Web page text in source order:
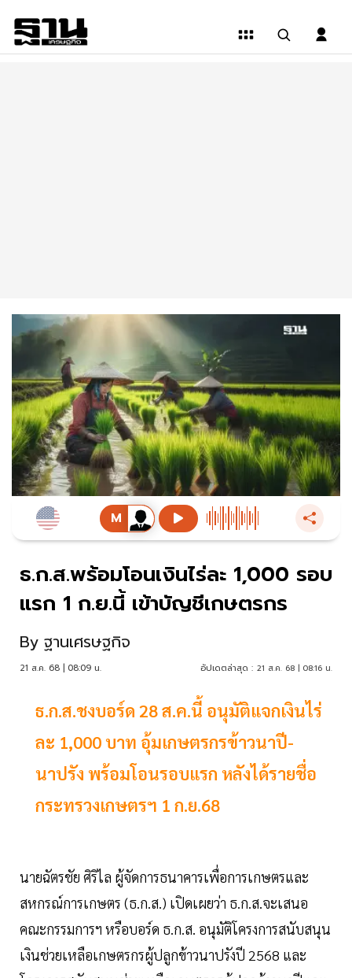
ธ.ก.ส.พร้อมโอนเงินไร่ละ 1,000 รอบ
แรก 1 ก.ย.นี้ เข้าบัญชีเกษตรกร
By ฐานเศรษฐกิจ
21 ส.ค. 68 | 08:09 น. อัปเดตล่าสุด : 21 ส.ค. 68 | 08:16 น.
ธ.ก.ส.ชงบอร์ด 28 ส.ค.นี้ อนุมัติแจกเงินไร่
ละ 1,000 บาท อุ้มเกษตรกรข้าวนาปี-
นาปรัง พร้อมโอนรอบแรก หลังได้รายชื่อ
กระทรวงเกษตรฯ 1 ก.ย.68
นายฉัตรชัย ศิริไล ผู้จัดการธนาคารเพื่อการเกษตรและ
สหกรณ์การเกษตร (ธ.ก.ส.) เปิดเผยว่า ธ.ก.ส.จะเสนอ
คณะกรรมการฯ หรือบอร์ด ธ.ก.ส. อนุมัติโครงการสนับสนุน
เงินช่วยเหลือเกษตรกรผู้ปลูกข้าวนาปรังปี 2568 และ